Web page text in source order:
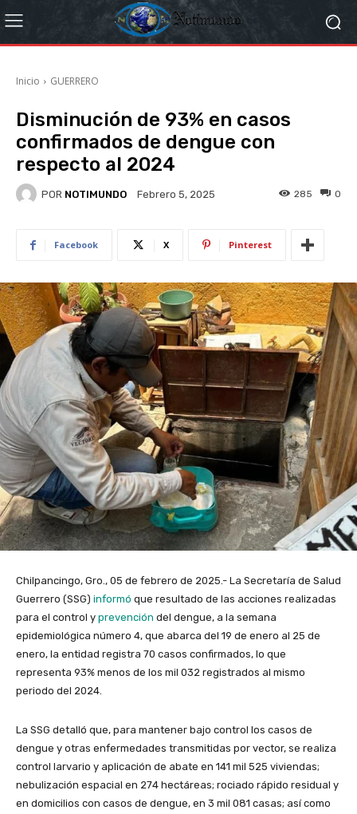
Inicio GUERRERO
Disminución de 93% en casos
confirmados de dengue con
respecto al 2024
POR NOTIMUNDO Febrero 5, 2025 0
285
Facebook X Pinterest
Chilpancingo, Gro., 05 de febrero de 2025.- La Secretaría de Salud
Guerrero (SSG) informó que resultado de las acciones realizadas
para el control y prevención del dengue, a la semana
epidemiológica número 4, que abarca del 19 de enero al 25 de
enero, la entidad registra 70 casos confirmados, lo que
representa 93% menos de los mil 032 registrados al mismo
periodo del 2024.
La SSG detalló que, para mantener bajo control los casos de
dengue y otras enfermedades transmitidas por vector, se realiza
control larvario y aplicación de abate en 141 mil 525 viviendas;
nebulización espacial en 274 hectáreas; rociado rápido residual y
en domicilios con casos de dengue, en 3 mil 081 casas; así como